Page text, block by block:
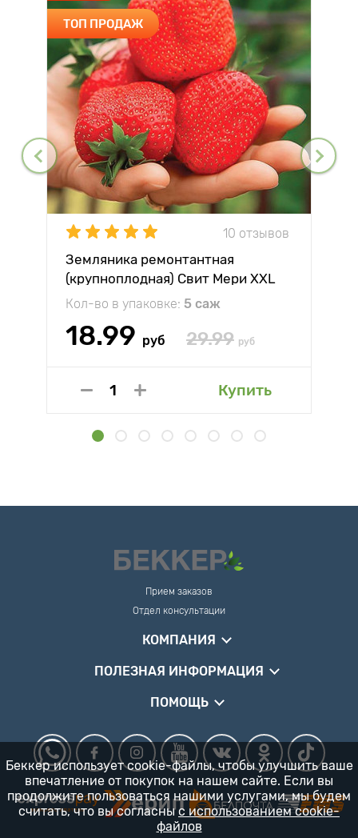
ТОП ПРОДАЖ
10 отзывов
Земляника ремонтантная
(крупноплодная) Свит Мери XXL
Кол-во в упаковке: 5 саж
18.99 руб 29.99 руб
Купить
Прием заказов
Отдел консультации
КОМПАНИЯ
ПОЛЕЗНАЯ ИНФОРМАЦИЯ
ПОМОЩЬ
Беккер использует cookie-файлы, чтобы улучшить ваше
впечатление от покупок на нашем сайте. Если вы
продолжите пользоваться нашими услугами, мы будем
считать, что вы согласны с использованием cookie-
файлов